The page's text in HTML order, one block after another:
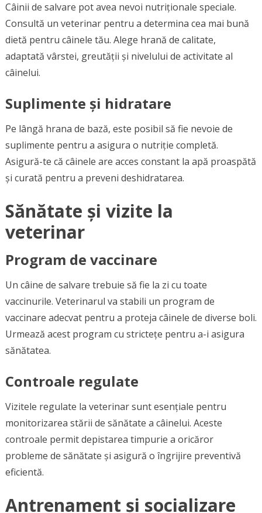
Câinii de salvare pot avea nevoi nutriționale speciale.
Consultă un veterinar pentru a determina cea mai bună
dietă pentru câinele tău. Alege hrană de calitate,
adaptată vârstei, greutății și nivelului de activitate al
câinelui.
Suplimente și hidratare
Pe lângă hrana de bază, este posibil să fie nevoie de
suplimente pentru a asigura o nutriție completă.
Asigură-te că câinele are acces constant la apă proaspătă
și curată pentru a preveni deshidratarea.
Sănătate și vizite la
veterinar
Program de vaccinare
Un câine de salvare trebuie să fie la zi cu toate
vaccinurile. Veterinarul va stabili un program de
vaccinare adecvat pentru a proteja câinele de diverse boli.
Urmează acest program cu strictețe pentru a-i asigura
sănătatea.
Controale regulate
Vizitele regulate la veterinar sunt esențiale pentru
monitorizarea stării de sănătate a câinelui. Aceste
controale permit depistarea timpurie a oricăror
probleme de sănătate și asigură o îngrijire preventivă
eficientă.
Antrenament și socializare